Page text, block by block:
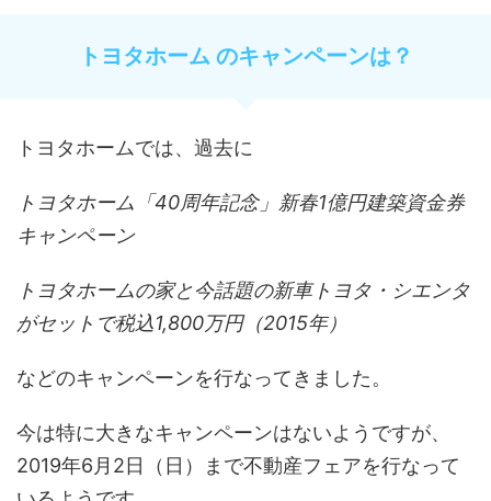
トヨタホーム のキャンペーンは？
トヨタホームでは、過去に
トヨタホーム「40周年記念」新春1億円建築資金券
キャンペーン
トヨタホームの家と今話題の新車トヨタ・シエンタ
がセットで税込1,800万円（2015年）
などのキャンペーンを行なってきました。
今は特に大きなキャンペーンはないようですが、
2019年6月2日（日）まで不動産フェアを行なって